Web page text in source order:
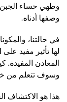
وطهي حساء
وصفها أدناه.
في حالتنا،
لها تأثير مفيد
المعادن
وسوف تتعلم من
هذا هو الاكتشاف